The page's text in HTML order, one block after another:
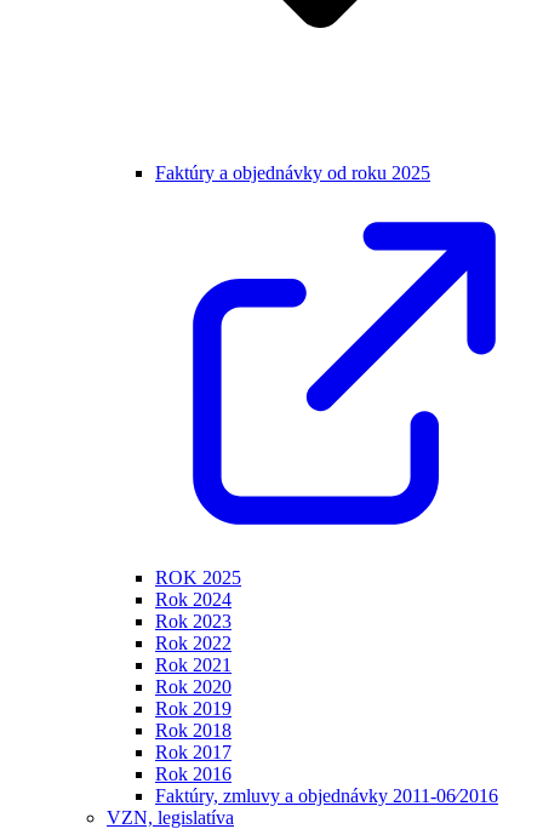
Faktúry a objednávky od roku 2025
ROK 2025
Rok 2024
Rok 2023
Rok 2022
Rok 2021
Rok 2020
Rok 2019
Rok 2018
Rok 2017
Rok 2016
Faktúry, zmluvy a objednávky 2011-06⁄2016
VZN, legislatíva